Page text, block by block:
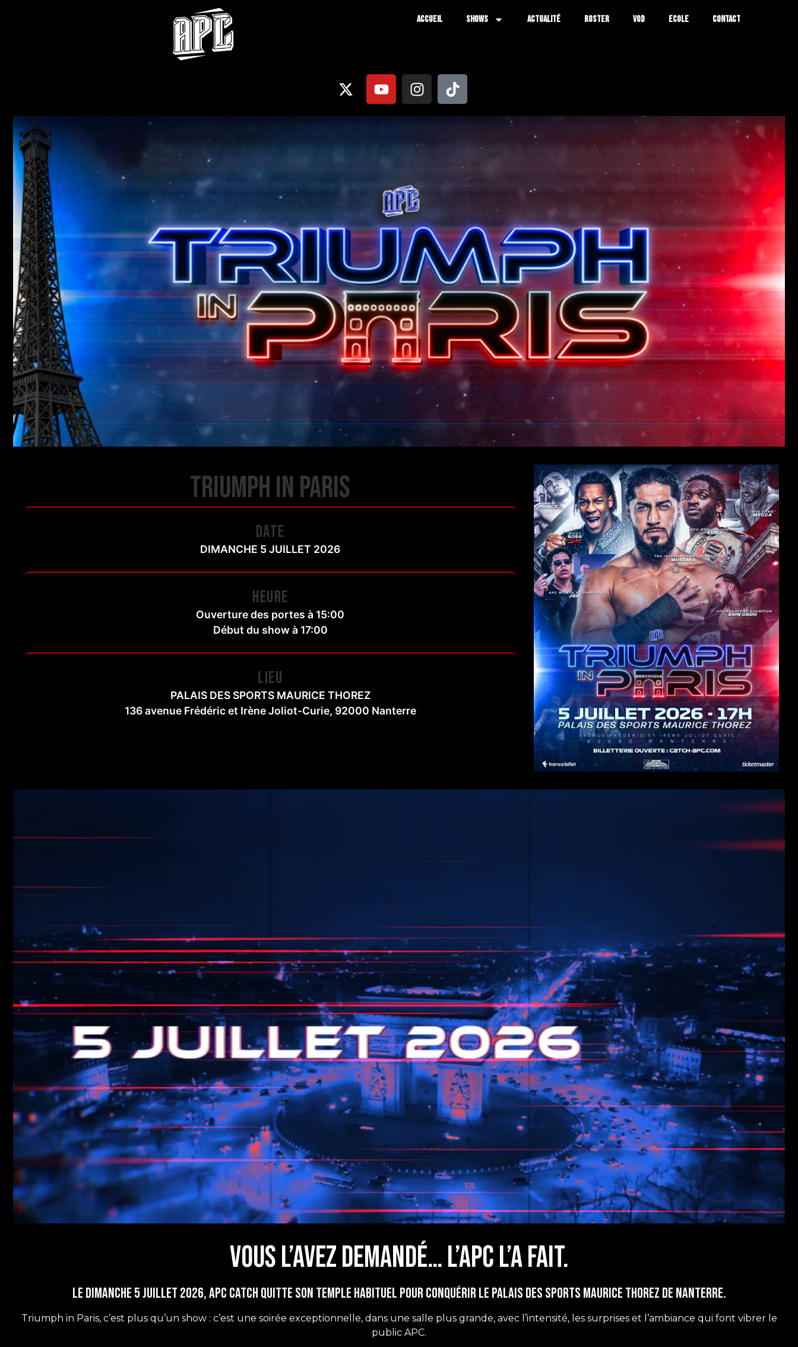
ACCUEIL SHOWS ACTUALITÉ ROSTER VOD ECOLE CONTACT
TRIUMPH IN PARIS
DATE
DIMANCHE 5 JUILLET 2026
HEURE
Ouverture des portes à 15:00
Début du show à 17:00
LIEU
PALAIS DES SPORTS MAURICE THOREZ
136 avenue Frédéric et Irène Joliot-Curie, 92000 Nanterre
Vous l’avez demandé… l’APC l’a fait.
Le dimanche 5 juillet 2026, APC Catch quitte son temple habituel pour conquérir le Palais des Sports Maurice Thorez de Nanterre.
Triumph in Paris, c’est plus qu’un show : c’est une soirée exceptionnelle, dans une salle plus grande, avec l’intensité, les surprises et l’ambiance qui font vibrer le
public APC.